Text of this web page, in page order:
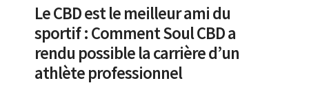
Le CBD est le meilleur ami du
sportif : Comment Soul CBD a
rendu possible la carrière d’un
athlète professionnel